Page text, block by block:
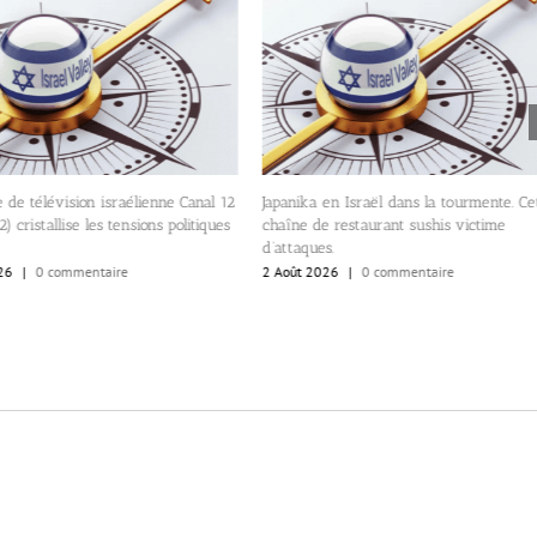
de télévision israélienne Canal 12
cristallise les tensions politiques
| 0 commentaire
Japanika en Israël dans la tourmente.
chaîne de restaurant sushis victime
d’attaques.
2 Août 2026 | 0 commentaire